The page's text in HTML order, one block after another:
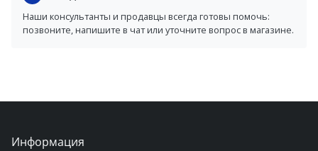
Наши консультанты и продавцы всегда готовы помочь:
позвоните, напишите в чат или уточните вопрос в магазине.
Информация